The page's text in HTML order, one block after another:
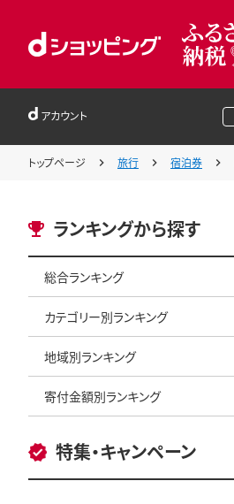
アカウント
トップページ 旅行 宿泊券
ランキングから探す
総合ランキング
カテゴリー別ランキング
地域別ランキング
寄付金額別ランキング
特集・キャンペーン